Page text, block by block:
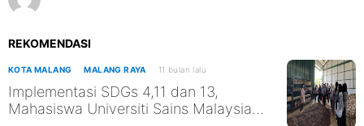
REKOMENDASI
KOTA MALANG MALANG RAYA 11 bulan lalu
Implementasi SDGs 4,11 dan 13,
Mahasiswa Universiti Sains Malaysia